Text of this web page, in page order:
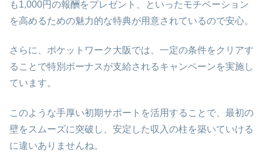
も1,000円の報酬をプレゼント、といったモチベーション
を高めるための魅力的な特典が用意されているので安心。
さらに、ポケットワーク大阪では、一定の条件をクリアす
ることで特別ボーナスが支給されるキャンペーンを実施し
ています。
このような手厚い初期サポートを活用することで、最初の
壁をスムーズに突破し、安定した収入の柱を築いていける
に違いありませんね。